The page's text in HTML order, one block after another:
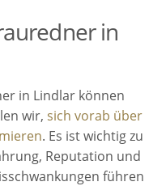
in
in Lindlar können
wir,sich vorab über
. Es ist wichtig zu
Reputation und
führen